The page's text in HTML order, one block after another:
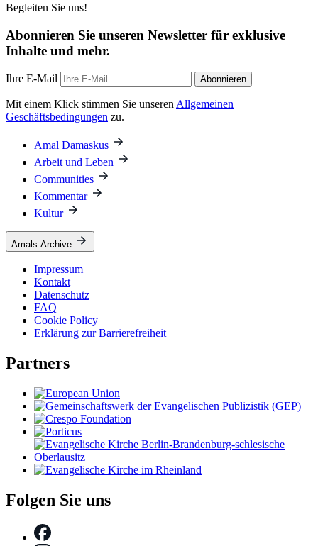
Begleiten Sie uns!
Abonnieren Sie unseren Newsletter für exklusive
Inhalte und mehr.
Ihre E-Mail Abonnieren
Mit einem Klick stimmen Sie unseren Allgemeinen
Geschäftsbedingungen zu.
Amal Damaskus
Arbeit und Leben
Communities
Kommentar
Kultur
Amals Archive
Impressum
Kontakt
Datenschutz
FAQ
Cookie Policy
Erklärung zur Barrierefreiheit
Partners
Folgen Sie uns